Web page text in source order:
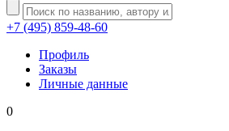
+7 (495) 859-48-60
Профиль
Заказы
Личные данные
0